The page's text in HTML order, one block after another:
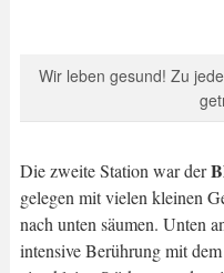
Wir leben gesund! Zu
Die zweite Station war der
gelegen mit vielen kleinen
nach unten säumen. Unten
intensive Berührung mit